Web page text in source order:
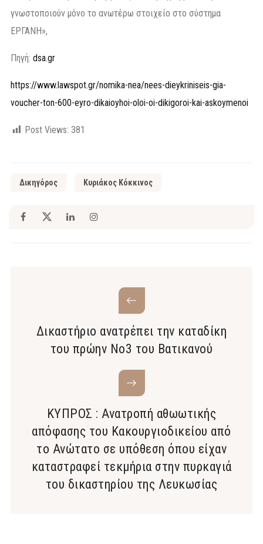
γνωστοποιούν μόνο το ανωτέρω στοιχείο στο σύστημα
ΕΡΓΑΝΗ»,
Πηγή: dsa.gr
https://www.lawspot.gr/nomika-nea/nees-dieykriniseis-gia-
voucher-ton-600-eyro-dikaioyhoi-oloi-oi-dikigoroi-kai-askoymenoi
Post Views: 381
Δικηγόρος Κυριάκος Κόκκινος
Δικαστήριο ανατρέπει την καταδίκη
του πρώην Νο3 του Βατικανού
ΚΥΠΡΟΣ : Ανατροπή αθωωτικής
απόφασης του Κακουργιοδικείου από
το Ανώτατο σε υπόθεση όπου είχαν
καταστραφεί τεκμήρια στην πυρκαγιά
του δικαστηρίου της Λευκωσίας